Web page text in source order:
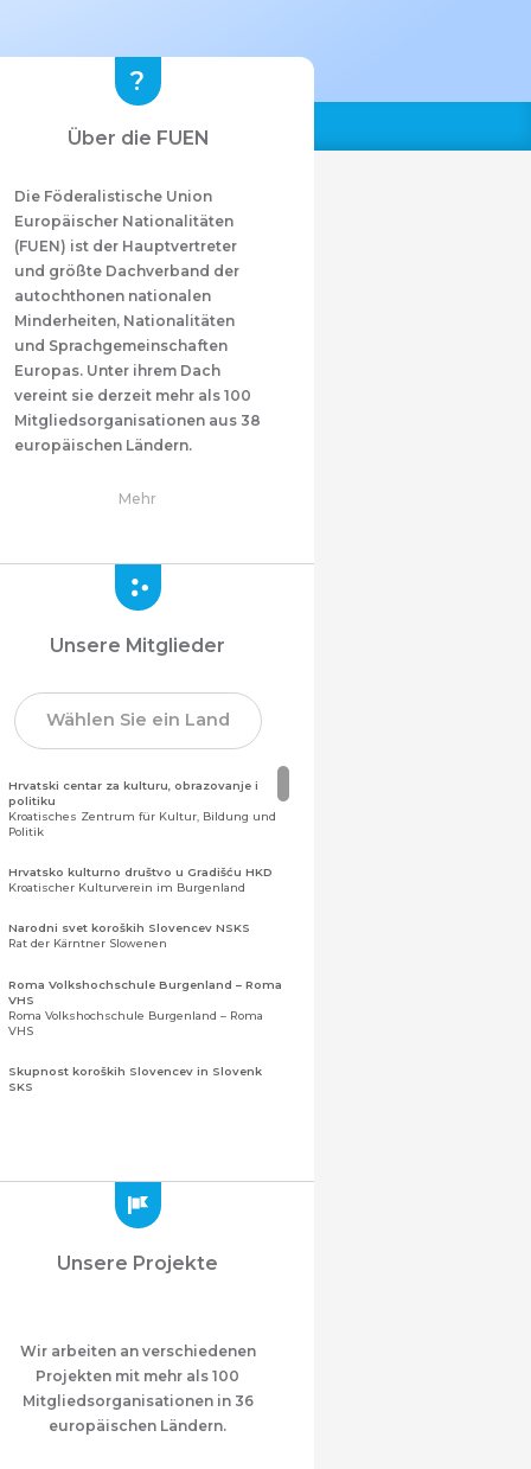
Über die FUEN
Die Föderalistische Union
Europäischer Nationalitäten
(FUEN) ist der Hauptvertreter
und größte Dachverband der
autochthonen nationalen
Minderheiten, Nationalitäten
und Sprachgemeinschaften
Europas. Unter ihrem Dach
vereint sie derzeit mehr als 100
Mitgliedsorganisationen aus 38
europäischen Ländern.
Mehr
Unsere Mitglieder
Wählen Sie ein Land
Hrvatski centar za kulturu, obrazovanje i
politiku
Kroatisches Zentrum für Kultur, Bildung und
Politik
Hrvatsko kulturno društvo u Gradišću HKD
Kroatischer Kulturverein im Burgenland
Narodni svet koroških Slovencev NSKS
Rat der Kärntner Slowenen
Roma Volkshochschule Burgenland – Roma
VHS
Roma Volkshochschule Burgenland – Roma
VHS
Skupnost koroških Slovencev in Slovenk
SKS
Montenegrinische Gemeinschaft in Albanien
Mazedonischer Verein "Ilinden" – Tirana
Meshet Türkleri Cemiyeti Azerbaycan’da
“VATAN”
"Vatan" Öffentliche Union der in
Aserbaidschan lebenden Ahiska-Türken
Unsere Projekte
Wir arbeiten an verschiedenen
Projekten mit mehr als 100
Mitgliedsorganisationen in 36
europäischen Ländern.